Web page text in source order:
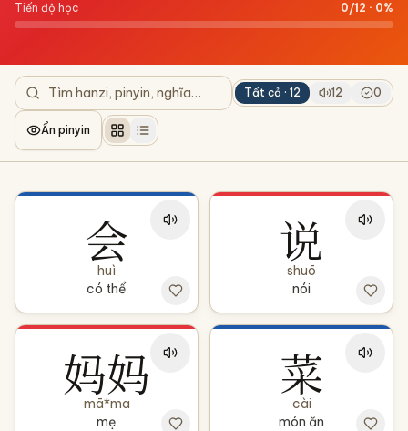
Tiến độ học 0/12 · 0%
Tất cả · 12 12 0
Ẩn pinyin
会
huì
có thể
说
shuō
nói
妈妈
mā*ma
mẹ
菜
cài
món ăn